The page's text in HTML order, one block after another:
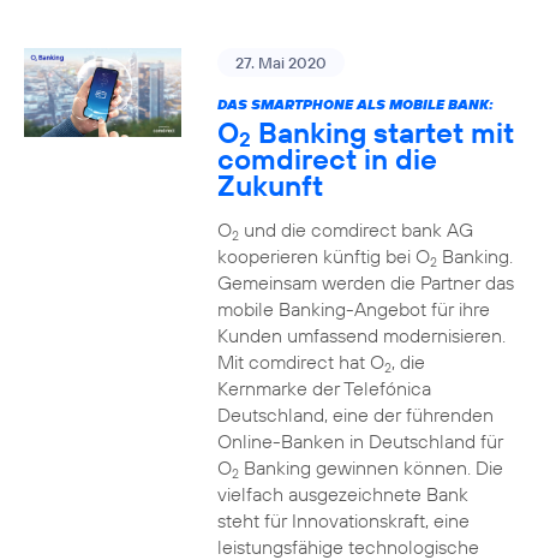
27. Mai 2020
DAS SMARTPHONE ALS MOBILE BANK:
O2 Banking startet mit
comdirect in die
Zukunft
O2und die comdirect bank AG
kooperieren künftig bei O2Banking.
Gemeinsam werden die Partner das
mobile Banking-Angebot für ihre
Kunden umfassend modernisieren.
Mit comdirect hat O2, die
Kernmarke der Telefónica
Deutschland, eine der führenden
Online-Banken in Deutschland für
O2Banking gewinnen können. Die
vielfach ausgezeichnete Bank
steht für Innovationskraft, eine
leistungsfähige technologische